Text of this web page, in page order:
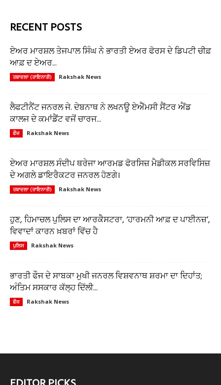
RECENT POSTS
ਏਅਰ ਮਾਰਸ਼ਲ ਤੇਜਪਾਲ ਸਿੰਘ ਨੇ ਭਾਰਤੀ ਏਅਰ ਫੋਰਸ ਦੇ ਡਿਪਟੀ ਚੀਫ਼
ਆਫ਼ ਦ ਏਅਰ...
ਤਬਾਦਲਾ (ਤਾਇਨਾਤੀ) Rakshak News
ਲੈਫਟੀਨੈਂਟ ਜਨਰਲ ਜੇ. ਦੇਬਨਾਥ ਨੇ ਲਖਨਊ ਏਐੱਮਸੀ ਸੈਂਟਰ ਐਂਡ
ਕਾਲਜ ਦੇ ਕਮਾਂਡੈਂਟ ਵਜੋਂ ਚਾਰਜ...
ਫੌਜ Rakshak News
ਏਅਰ ਮਾਰਸ਼ਲ ਸੰਦੀਪ ਥਰੇਜਾ ਆਰਮਡ ਫੋਰਸਿਜ਼ ਮੈਡੀਕਲ ਸਰਵਿਸਿਜ਼
ਦੇ ਅਗਲੇ ਡਾਇਰੈਕਟਰ ਜਨਰਲ ਹੋਣਗੇ।
ਤਬਾਦਲਾ (ਤਾਇਨਾਤੀ) Rakshak News
ਹੁਣ, ਹਿਮਾਚਲ ਪੁਲਿਸ ਦਾ ਆਰਕੈਸਟਰਾ, ‘ਹਾਰਮਨੀ ਆਫ਼ ਦ ਪਾਈਨਜ਼’,
ਵਿਵਾਦਾਂ ਕਾਰਨ ਖ਼ਬਰਾਂ ਵਿੱਚ ਹੈ
ਪੁਲਿਸ Rakshak News
ਭਾਰਤੀ ਫੌਜ ਦੇ ਸਾਬਕਾ ਮੁਖੀ ਜਨਰਲ ਵਿਸ਼ਵਨਾਥ ਸ਼ਰਮਾ ਦਾ ਦਿਹਾਂਤ;
ਅੰਤਿਮ ਸਸਕਾਰ ਕੱਲ੍ਹ ਦਿੱਲੀ...
ਫੌਜ Rakshak News